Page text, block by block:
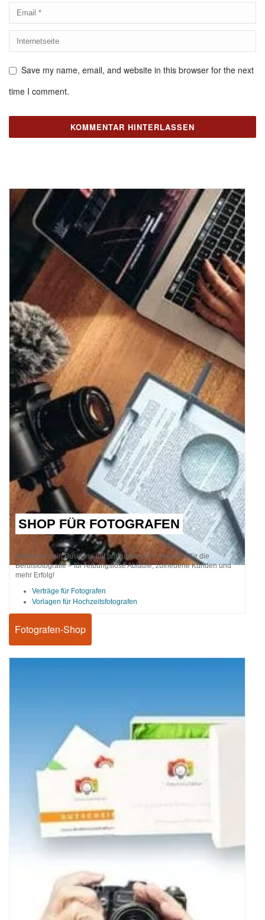
Save my name, email, and website in this browser for the next
time I comment.
SHOP FÜR FOTOGRAFEN
Optimiere dein Business mit professionellen Vorlagen für die
Berufsfotografie – für reibungslose Abläufe, zufriedene Kunden und
mehr Erfolg!
Verträge für Fotografen
Vorlagen für Hochzeitsfotografen
Fotografen-Shop